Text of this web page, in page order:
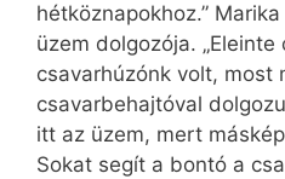
hétköznapokhoz.”
üzem dolgozója. „Eleinte
csavarhúzónk volt, most
csavarbehajtóval
itt az üzem, mert
Sokat segít a bontó a